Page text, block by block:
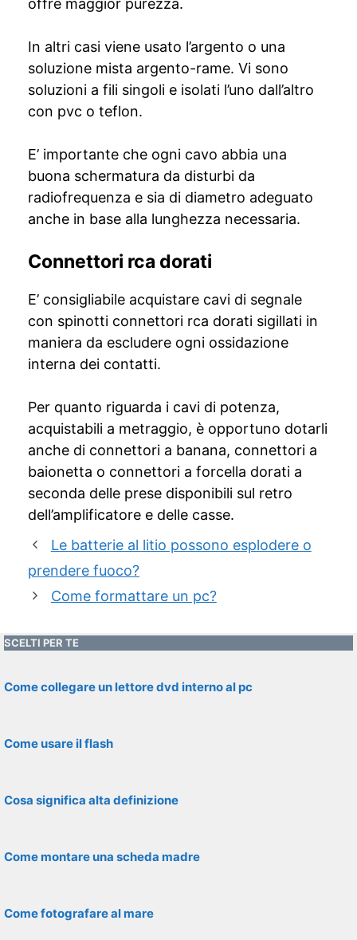
offre maggior purezza.
In altri casi viene usato l’argento o una
soluzione mista argento-rame. Vi sono
soluzioni a fili singoli e isolati l’uno dall’altro
con pvc o teflon.
E’ importante che ogni cavo abbia una
buona schermatura da disturbi da
radiofrequenza e sia di diametro adeguato
anche in base alla lunghezza necessaria.
Connettori rca dorati
E’ consigliabile acquistare cavi di segnale
con spinotti connettori rca dorati sigillati in
maniera da escludere ogni ossidazione
interna dei contatti.
Per quanto riguarda i cavi di potenza,
acquistabili a metraggio, è opportuno dotarli
anche di connettori a banana, connettori a
baionetta o connettori a forcella dorati a
seconda delle prese disponibili sul retro
dell’amplificatore e delle casse.
Le batterie al litio possono esplodere o
prendere fuoco?
Come formattare un pc?
SCELTI PER TE
Come collegare un lettore dvd interno al pc
Come usare il flash
Cosa significa alta definizione
Come montare una scheda madre
Come fotografare al mare